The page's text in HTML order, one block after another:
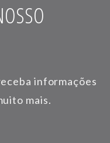
informações
mais.